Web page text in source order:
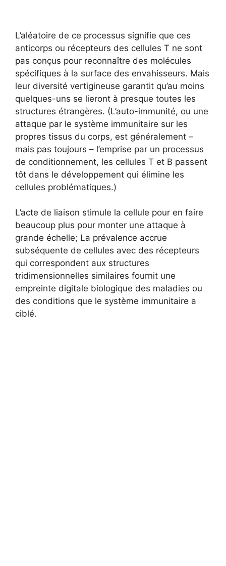
L’aléatoire de ce processus signifie que ces
anticorps ou récepteurs des cellules T ne sont
pas conçus pour reconnaître des molécules
spécifiques à la surface des envahisseurs. Mais
leur diversité vertigineuse garantit qu’au moins
quelques-uns se lieront à presque toutes les
structures étrangères. (L’auto-immunité, ou une
attaque par le système immunitaire sur les
propres tissus du corps, est généralement –
mais pas toujours – l’emprise par un processus
de conditionnement, les cellules T et B passent
tôt dans le développement qui élimine les
cellules problématiques.)
L’acte de liaison stimule la cellule pour en faire
beaucoup plus pour monter une attaque à
grande échelle; La prévalence accrue
subséquente de cellules avec des récepteurs
qui correspondent aux structures
tridimensionnelles similaires fournit une
empreinte digitale biologique des maladies ou
des conditions que le système immunitaire a
ciblé.